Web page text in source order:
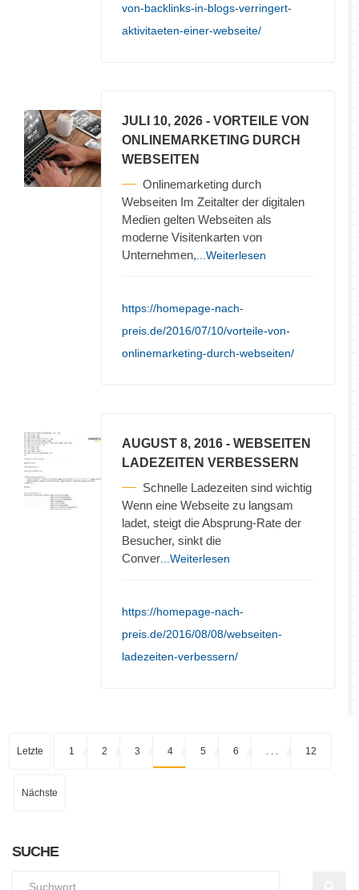
von-backlinks-in-blogs-verringert-
aktivitaeten-einer-webseite/
JULI 10, 2026 - VORTEILE VON
ONLINEMARKETING DURCH
WEBSEITEN
Onlinemarketing durch
Webseiten Im Zeitalter der digitalen
Medien gelten Webseiten als
moderne Visitenkarten von
Unternehmen, ...Weiterlesen
https://homepage-nach-
preis.de/2016/07/10/vorteile-von-
onlinemarketing-durch-webseiten/
AUGUST 8, 2016 - WEBSEITEN
LADEZEITEN VERBESSERN
Schnelle Ladezeiten sind wichtig
Wenn eine Webseite zu langsam
ladet, steigt die Absprung-Rate der
Besucher, sinkt die
Conver ...Weiterlesen
https://homepage-nach-
preis.de/2016/08/08/webseiten-
ladezeiten-verbessern/
Letzte 1 2 3 4 5 6 12
Nächste
SUCHE